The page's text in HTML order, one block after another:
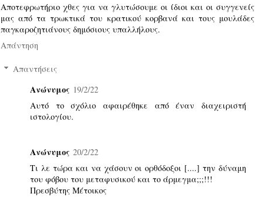
Αποτεφρωτήριο χθες για να γλυτώσουμε οι ίδιοι και οι συγγενείς
μας από τα τρωκτικά του κρατικού κορβανά και τους μουλάδες
παγκαροζητιάνους δημόσιους υπαλλήλους.
Απάντηση
Απαντήσεις
Ανώνυμος 19/2/22
Αυτό το σχόλιο αφαιρέθηκε από έναν διαχειριστή
ιστολογίου.
Ανώνυμος 20/2/22
Τι λε τώρα και να χάσουν οι ορθόδοξοι [....] την δύναμη
του φόβου του μεταφυσικού και το άρμεγμα;;;!!!
Πρεσβύτης Μέτοικος